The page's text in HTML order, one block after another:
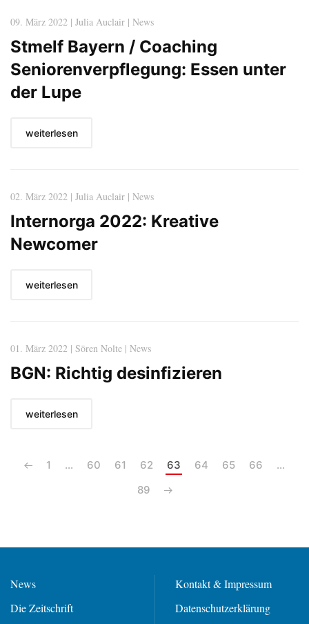
09. März 2022 | Julia Auclair | News
Stmelf Bayern / Coaching
Seniorenverpflegung: Essen unter
der Lupe
weiterlesen
02. März 2022 | Julia Auclair | News
Internorga 2022: Kreative
Newcomer
weiterlesen
01. März 2022 | Sören Nolte | News
BGN: Richtig desinfizieren
weiterlesen
1 … 60 61 62 63 64 65 66
…
89
News
Die Zeitschrift
Kontakt & Impressum
Datenschutzerklärung